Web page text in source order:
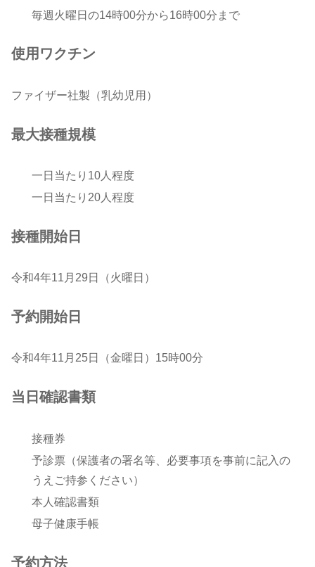
毎週火曜日の14時00分から16時00分まで
使用ワクチン
ファイザー社製（乳幼児用）
最大接種規模
一日当たり10人程度
一日当たり20人程度
接種開始日
令和4年11月29日（火曜日）
予約開始日
令和4年11月25日（金曜日）15時00分
当日確認書類
接種券
予診票（保護者の署名等、必要事項を事前に記入の
うえご持参ください）
本人確認書類
母子健康手帳
予約方法